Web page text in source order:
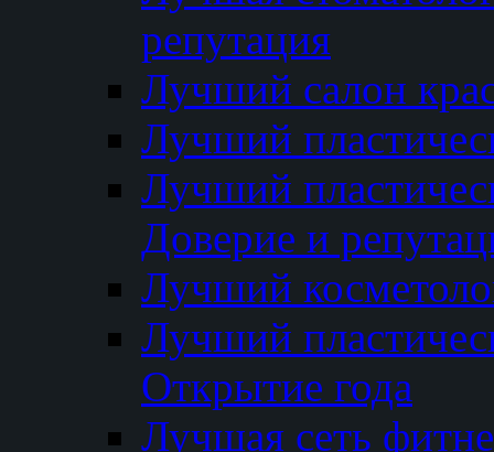
репутация
Лучший салон
Лучший
Лучший
Доверие и
Лучший
Лучший
Открытие года
Лучшая сеть